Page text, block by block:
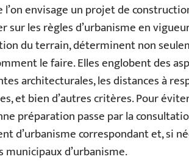
l’on envisage un projet de
sur les règles d’urbanisme en
du terrain, déterminent non
le faire. Elles englobent des
architecturales, les distances à
et bien d’autres critères. Pour
préparation passe par la
d’urbanisme correspondant et, si
municipaux d’urbanisme.